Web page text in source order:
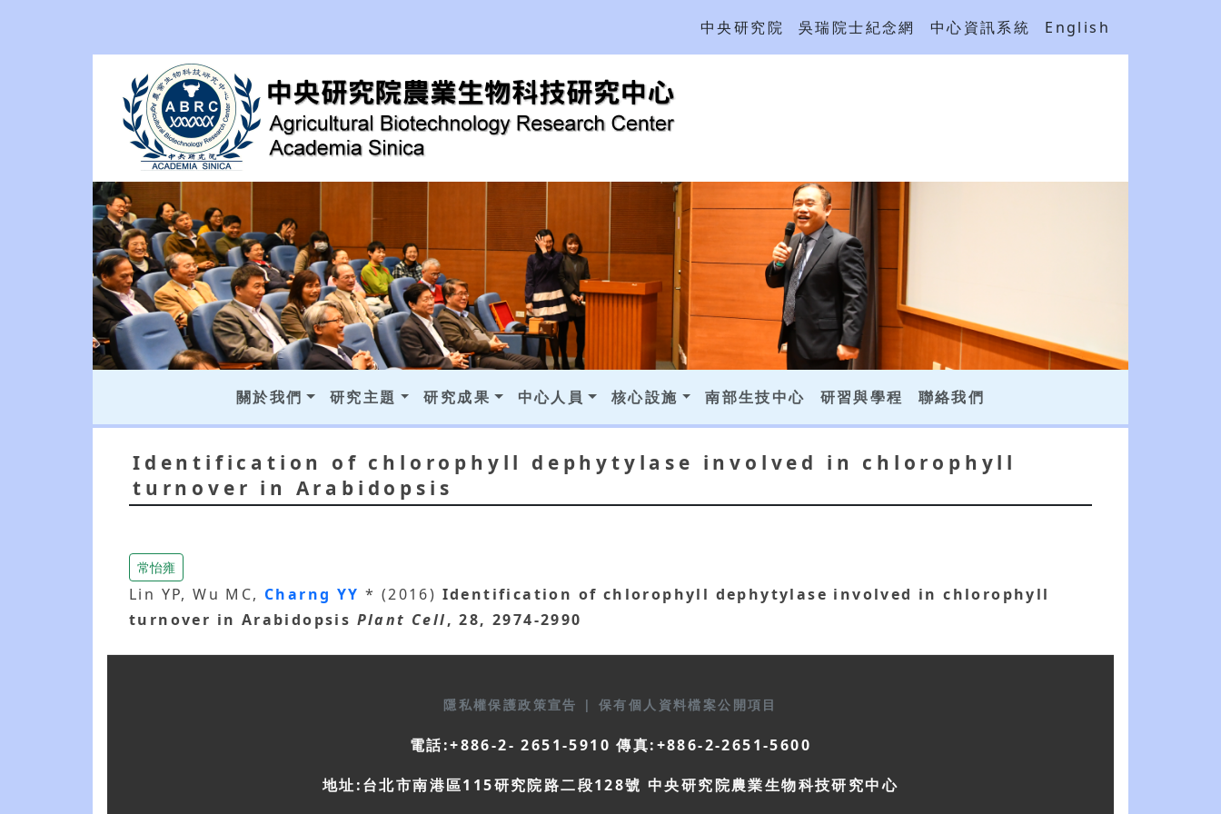
中央研究院 吳瑞院士紀念網 中心資訊系統 English
關於我們 研究主題 研究成果 中心人員 核心設施 南部生技中心 研習與學程 聯絡我們
Identification of chlorophyll dephytylase involved in chlorophyll
turnover in Arabidopsis
常怡雍
Lin YP, Wu MC, Charng YY * (2016) Identification of chlorophyll dephytylase involved in chlorophyll
turnover in Arabidopsis Plant Cell, 28, 2974-2990
隱私權保護政策宣告 | 保有個人資料檔案公開項目
電話:+886-2- 2651-5910 傳真:+886-2-2651-5600
地址:台北市南港區115研究院路二段128號 中央研究院農業生物科技研究中心